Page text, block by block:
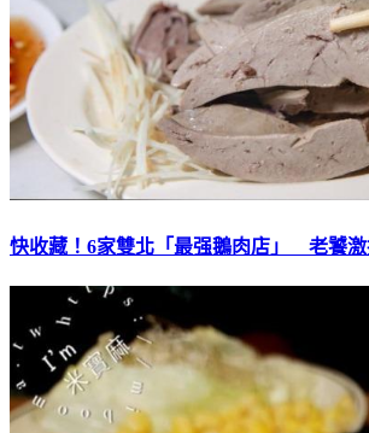
快收藏！6家雙北「最强鵝肉店」 老饕激